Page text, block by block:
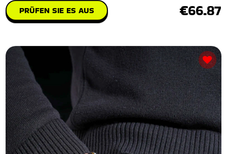
PRÜFEN SIE ES AUS €66.87